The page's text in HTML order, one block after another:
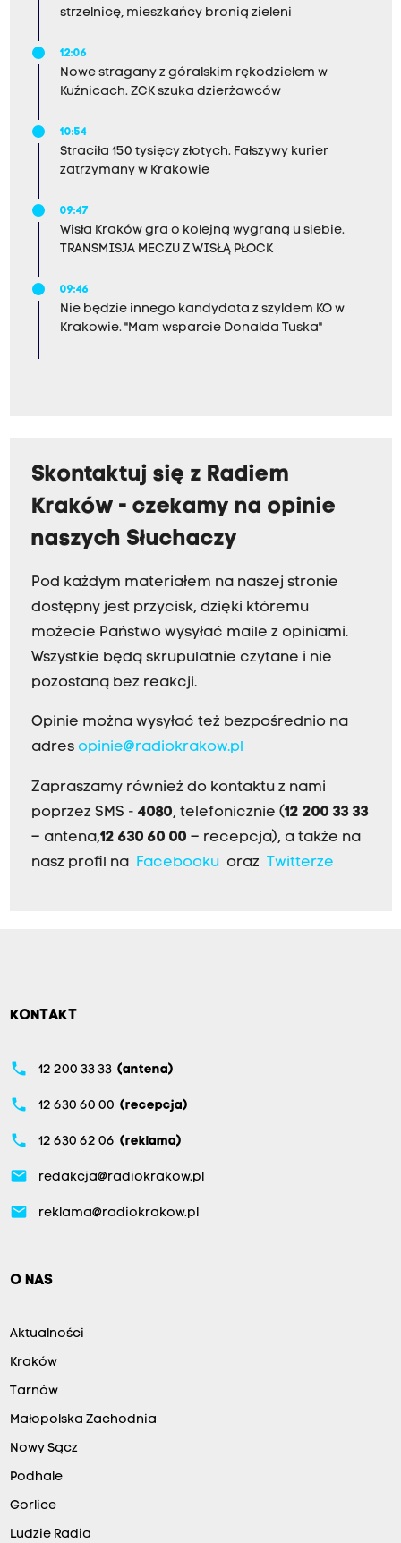
strzelnicę, mieszkańcy bronią zieleni
12:06
Nowe stragany z góralskim rękodziełem w
Kuźnicach. ZCK szuka dzierżawców
10:54
Straciła 150 tysięcy złotych. Fałszywy kurier
zatrzymany w Krakowie
09:47
Wisła Kraków gra o kolejną wygraną u siebie.
TRANSMISJA MECZU Z WISŁĄ PŁOCK
09:46
Nie będzie innego kandydata z szyldem KO w
Krakowie. "Mam wsparcie Donalda Tuska"
Skontaktuj się z Radiem
Kraków - czekamy na opinie
naszych Słuchaczy
Pod każdym materiałem na naszej stronie
dostępny jest przycisk, dzięki któremu
możecie Państwo wysyłać maile z opiniami.
Wszystkie będą skrupulatnie czytane i nie
pozostaną bez reakcji.
Opinie można wysyłać też bezpośrednio na
adres opinie@radiokrakow.pl
Zapraszamy również do kontaktu z nami
poprzez SMS - 4080, telefonicznie (12 200 33 33
– antena,12 630 60 00 – recepcja), a także na
nasz profil na
Facebookuoraz Twitterze
KONTAKT
phone 12 200 33 33 (antena)
phone 12 630 60 00 (recepcja)
phone 12 630 62 06 (reklama)
email redakcja@radiokrakow.pl
email reklama@radiokrakow.pl
O NAS
Aktualności
Kraków
Tarnów
Małopolska Zachodnia
Nowy Sącz
Podhale
Gorlice
Ludzie Radia